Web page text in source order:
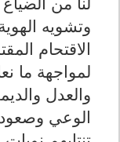
وتشويه
الاقتحام
لمواجهة ما
والعدل
الوعي